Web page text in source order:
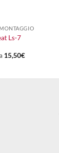
Ls-7
15,50€